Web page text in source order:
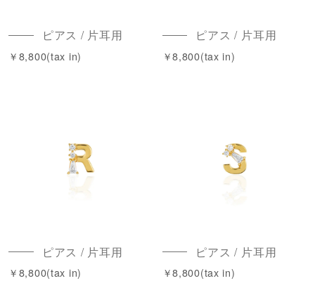
ピアス / 片耳用
￥8,800(tax in)
ピアス / 片耳用
￥8,800(tax in)
ピアス / 片耳用
￥8,800(tax in)
ピアス / 片耳用
￥8,800(tax in)